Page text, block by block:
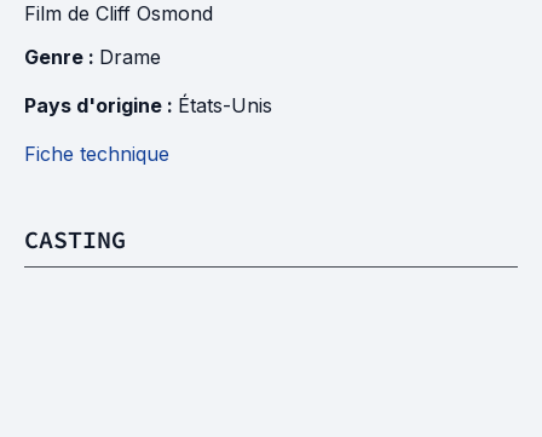
Film de Cliff Osmond
Genre : Drame
Pays d'origine : États-Unis
Fiche technique
CASTING